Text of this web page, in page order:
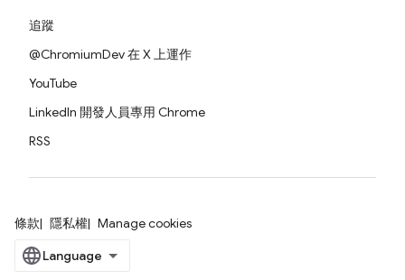
追蹤
@ChromiumDev 在 X 上運作
YouTube
LinkedIn 開發人員專用 Chrome
RSS
條款 隱私權 Manage cookies